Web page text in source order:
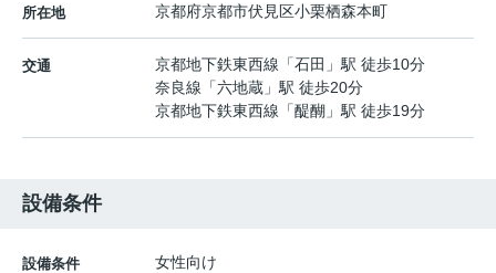
所在地 京都府京都市伏見区小栗栖森本町
交通 京都地下鉄東西線 「石田 」駅 徒歩10分
奈良線 「六地蔵 」駅 徒歩20分
京都地下鉄東西線 「醍醐 」駅 徒歩19分
設備条件
設備条件
女性向け